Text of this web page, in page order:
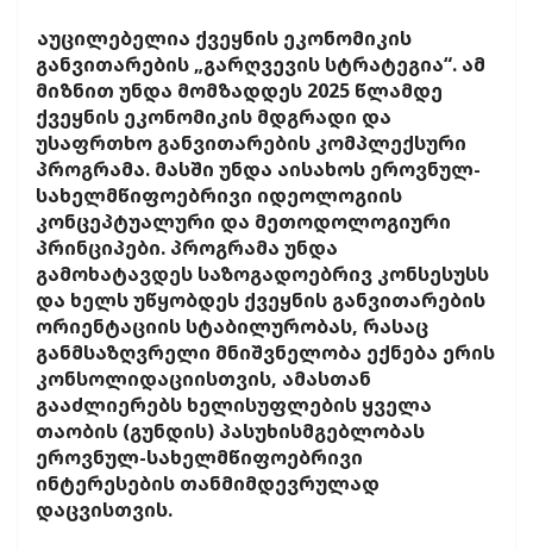
აუცილებელია ქვეყნის ეკონომიკის
განვითარების „გარღვევის სტრატეგია“. ამ
მიზნით უნდა მომზადდეს 2025 წლამდე
ქვეყნის ეკონომიკის მდგრადი და
უსაფრთხო განვითარების კომპლექსური
პროგრამა. მასში უნდა აისახოს ეროვნულ-
სახელმწიფოებრივი იდეოლოგიის
კონცეპტუალური და მეთოდოლოგიური
პრინციპები. პროგრამა უნდა
გამოხატავდეს საზოგადოებრივ კონსესუსს
და ხელს უწყობდეს ქვეყნის განვითარების
ორიენტაციის სტაბილურობას, რასაც
განმსაზღვრელი მნიშვნელობა ექნება ერის
კონსოლიდაციისთვის, ამასთან
გააძლიერებს ხელისუფლების ყველა
თაობის (გუნდის) პასუხისმგებლობას
ეროვნულ-სახელმწიფოებრივი
ინტერესების თანმიმდევრულად
დაცვისთვის.